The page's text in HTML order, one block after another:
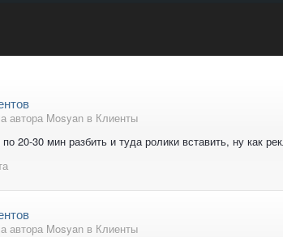
автора Mosyan в Клиенты
20-30 мин разбить и туда ролики вставить, ну как
автора Mosyan в Клиенты